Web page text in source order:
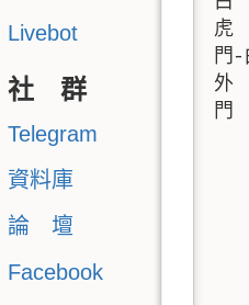
Livebot
社 群
Telegram
資料庫
論 壇
Facebook
虎
門-
外
門